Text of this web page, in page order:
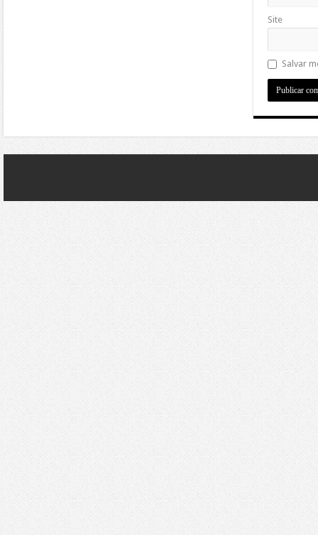
Site
Salvar